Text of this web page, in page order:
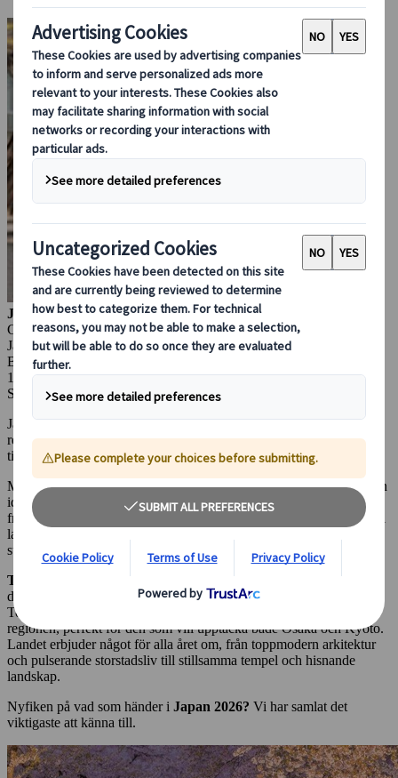
Julianna Molnar
Content Marketing Manager
Japanspecialist
Budapest, Ungern
14 okt 2025
Säsongsbaserade resetips
Japan behåller sin starka position som ett av världens mest populära
resmål 2026 och bjuder på flera spännande nyheter från temaparker
till exklusiva hotell och nyskapande museer.
Med enstark växelkurstill fördel för utländska resenärer ses Japan
idag som ett oväntat
prisvärt resmål.Det ökande antalet besökare
från exempelvis USA, Kanada och Australien speglar också hur väl
landet anpassat sig med
större fokus på att välkomna turister från hela världen.
Tillgängligheten till Japan har förbättrats märkbart
med nya
direktflyg från flera större städer världen över. Förutom flyg till
Tokyos flygplatser finns nu goda förbindelser även till Kansai-
regionen, perfekt för den som vill upptäcka både Osaka och Kyoto.
Landet erbjuder något för alla året om, från toppmodern arkitektur
och pulserande storstadsliv till stillsamma tempel och hisnande
landskap.
Nyfiken på vad som händer i Japan 2026? Vi har samlat det
viktigaste att känna till.